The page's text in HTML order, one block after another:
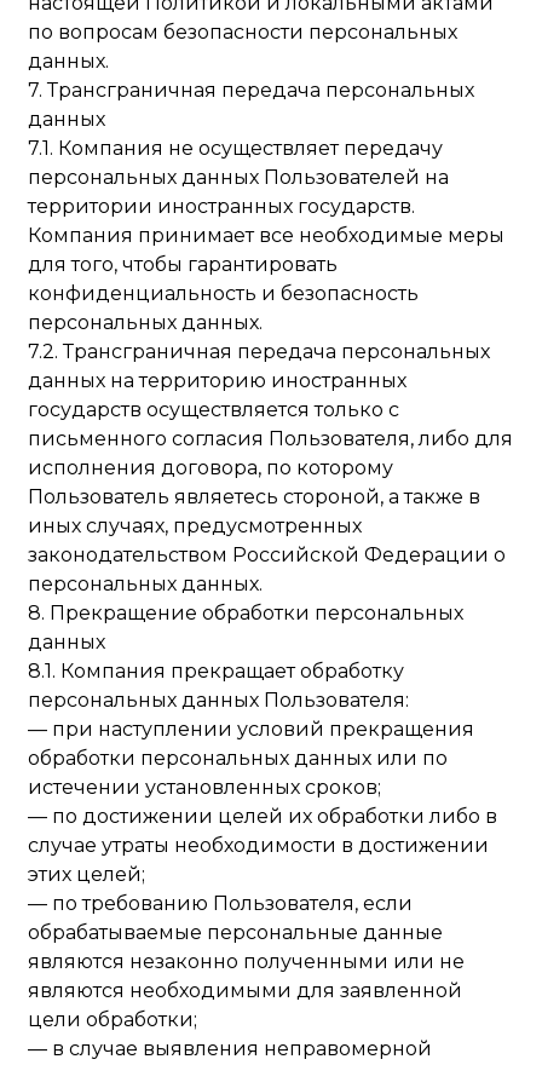
по вопросам безопасности персональных
данных.
7. Трансграничная передача персональных
данных
7.1. Компания не осуществляет передачу
персональных данных Пользователей на
территории иностранных государств.
Компания принимает все необходимые меры
для того, чтобы гарантировать
конфиденциальность и безопасность
персональных данных.
7.2. Трансграничная передача персональных
данных на территорию иностранных
государств осуществляется только с
письменного согласия Пользователя, либо для
исполнения договора, по которому
Пользователь являетесь стороной, а также в
иных случаях, предусмотренных
законодательством Российской Федерации о
персональных данных.
8. Прекращение обработки персональных
данных
8.1. Компания прекращает обработку
персональных данных Пользователя:
— при наступлении условий прекращения
обработки персональных данных или по
истечении установленных сроков;
— по достижении целей их обработки либо в
случае утраты необходимости в достижении
этих целей;
— по требованию Пользователя, если
обрабатываемые персональные данные
являются незаконно полученными или не
являются необходимыми для заявленной
цели обработки;
— в случае выявления неправомерной